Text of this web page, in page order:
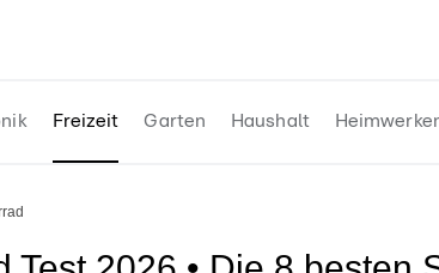
Freizeit Garten Haushalt